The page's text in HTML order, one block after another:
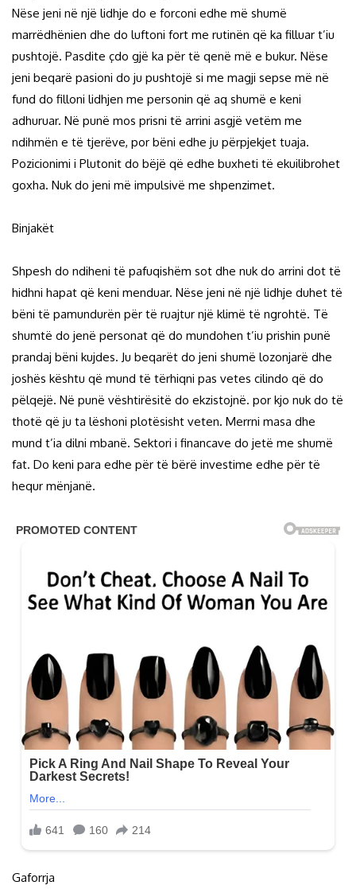
Nëse jeni në një lidhje do e forconi edhe më shumë
marrëdhënien dhe do luftoni fort me rutinën që ka filluar t’iu
pushtojë. Pasdite çdo gjë ka për të qenë më e bukur. Nëse
jeni beqarë pasioni do ju pushtojë si me magji sepse më në
fund do filloni lidhjen me personin që aq shumë e keni
adhuruar. Në punë mos prisni të arrini asgjë vetëm me
ndihmën e të tjerëve, por bëni edhe ju përpjekjet tuaja.
Pozicionimi i Plutonit do bëjë që edhe buxheti të ekuilibrohet
goxha. Nuk do jeni më impulsivë me shpenzimet.
Binjakët
Shpesh do ndiheni të pafuqishëm sot dhe nuk do arrini dot të
hidhni hapat që keni menduar. Nëse jeni në një lidhje duhet të
bëni të pamundurën për të ruajtur një klimë të ngrohtë. Të
shumtë do jenë personat që do mundohen t’iu prishin punë
prandaj bëni kujdes. Ju beqarët do jeni shumë lozonjarë dhe
joshës kështu që mund të tërhiqni pas vetes cilindo që do
pëlqejë. Në punë vështirësitë do ekzistojnë. por kjo nuk do të
thotë që ju ta lëshoni plotësisht veten. Merrni masa dhe
mund t’ia dilni mbanë. Sektori i financave do jetë me shumë
fat. Do keni para edhe për të bërë investime edhe për të
hequr mënjanë.
Gaforrja